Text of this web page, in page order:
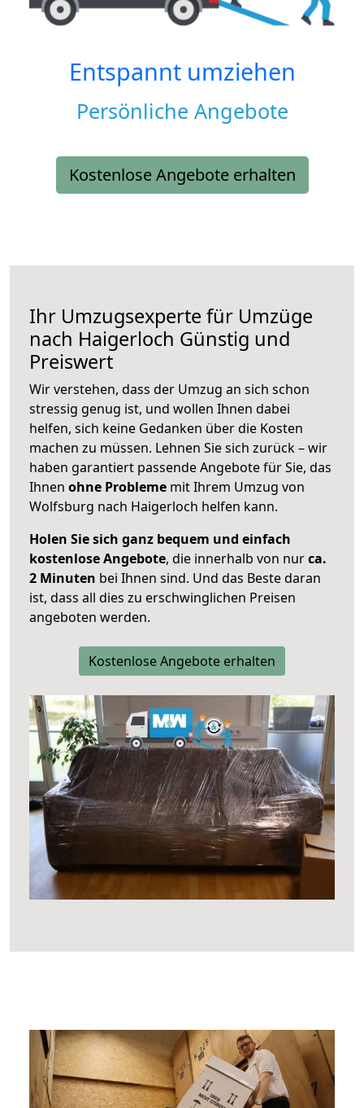
Entspannt umziehen
Persönliche Angebote
Kostenlose Angebote erhalten
Ihr Umzugsexperte für Umzüge
nach Haigerloch Günstig und
Preiswert
Wir verstehen, dass der Umzug an sich schon
stressig genug ist, und wollen Ihnen dabei
helfen, sich keine Gedanken über die Kosten
machen zu müssen. Lehnen Sie sich zurück – wir
haben garantiert passende Angebote für Sie, das
Ihnen ohne Probleme mit Ihrem Umzug von
Wolfsburg nach Haigerloch helfen kann.
Holen Sie sich ganz bequem und einfach
kostenlose Angebote, die innerhalb von nurca.
2 Minuten bei Ihnen sind. Und das Beste daran
ist, dass all dies zu erschwinglichen Preisen
angeboten werden.
Kostenlose Angebote erhalten